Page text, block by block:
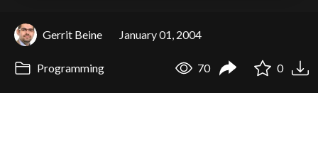
Gerrit Beine January 01, 2004
Programming 70 0